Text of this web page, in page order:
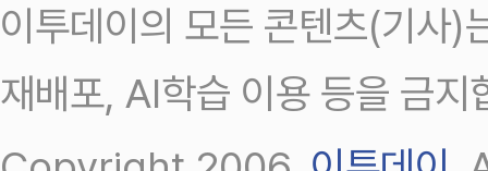
이투데이의 모든 콘텐츠(기사)
재배포, AI학습 이용 등을 금지